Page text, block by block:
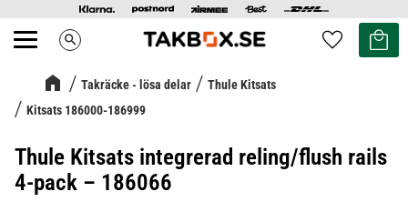
Meny search Favoriter
Kundvagn
Takräcke - lösa delar
Thule Kitsats
Kitsats 186000-186999
Thule Kitsats integrerad reling/flush rails
4-pack – 186066